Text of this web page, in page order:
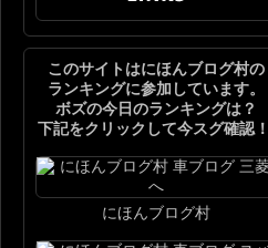
このサイトはにほんブログ村の
ランキングに参加しています。
ボズの今日のランキングは？
下記をクリックして今スグ確認！
にほんブログ村